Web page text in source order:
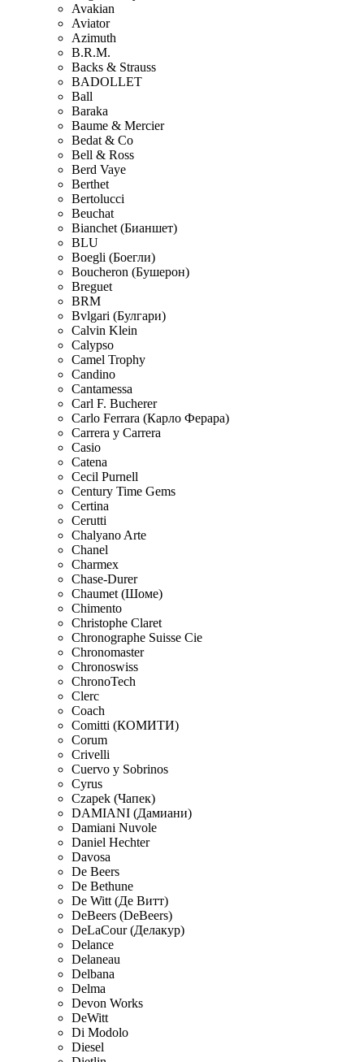
Avakian
Aviator
Azimuth
B.R.M.
Backs & Strauss
BADOLLET
Ball
Baraka
Baume & Mercier
Bedat & Co
Bell & Ross
Berd Vaye
Berthet
Bertolucci
Beuchat
Bianchet (Бианшет)
BLU
Boegli (Боегли)
Boucheron (Бушерон)
Breguet
BRM
Bvlgari (Булгари)
Calvin Klein
Calypso
Camel Trophy
Candino
Cantamessa
Carl F. Bucherer
Carlo Ferrara (Карло Ферара)
Carrera y Carrera
Casio
Catena
Cecil Purnell
Century Time Gems
Certina
Cerutti
Chalyano Arte
Chanel
Charmex
Chase-Durer
Chaumet (Шоме)
Chimento
Christophe Claret
Chronographe Suisse Cie
Chronomaster
Chronoswiss
ChronoTech
Clerc
Coach
Comitti (КОМИТИ)
Corum
Crivelli
Cuervo y Sobrinos
Cyrus
Czapek (Чапек)
DAMIANI (Дамиани)
Damiani Nuvole
Daniel Hechter
Davosa
De Beers
De Bethune
De Witt (Де Витт)
DeBeers (DeBeers)
DeLaCour (Делакур)
Delance
Delaneau
Delbana
Delma
Devon Works
DeWitt
Di Modolo
Diesel